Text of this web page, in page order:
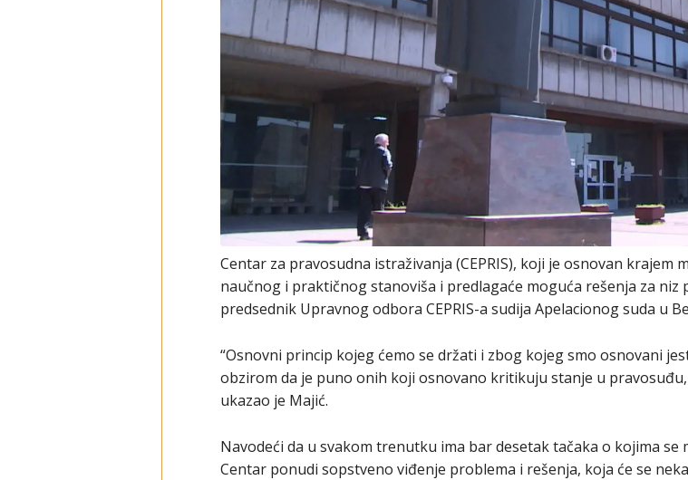
Centar za pravosudna istraživanja (CEPRIS), koji je osnovan krajem
naučnog i praktičnog stanoviša i predlagaće moguća rešenja za niz
predsednik Upravnog odbora CEPRIS-a sudija Apelacionog suda u
“Osnovni princip kojeg ćemo se držati i zbog kojeg smo osnovani
obzirom da je puno onih koji osnovano kritikuju stanje u
ukazao je Majić.
Navodeći da u svakom trenutku ima bar desetak tačaka o kojima se
Centar ponudi sopstveno viđenje problema i rešenja, koja će se